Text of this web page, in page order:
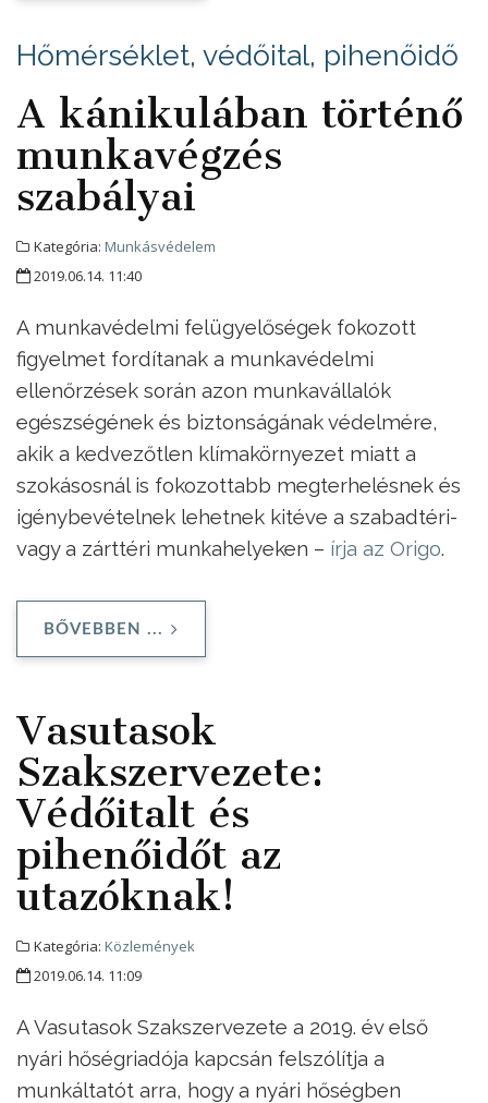
Hőmérséklet, védőital, pihenőidő
A kánikulában történő
munkavégzés
szabályai
Kategória: Munkásvédelem
2019.06.14. 11:40
A munkavédelmi felügyelőségek fokozott
figyelmet fordítanak a munkavédelmi
ellenőrzések során azon munkavállalók
egészségének és biztonságának védelmére,
akik a kedvezőtlen klímakörnyezet miatt a
szokásosnál is fokozottabb megterhelésnek és
igénybevételnek lehetnek kitéve a szabadtéri-
vagy a zárttéri munkahelyeken – írja az Origo.
BŐVEBBEN ...
Vasutasok
Szakszervezete:
Védőitalt és
pihenőidőt az
utazóknak!
Kategória: Közlemények
2019.06.14. 11:09
A Vasutasok Szakszervezete a 2019. év első
nyári hőségriadója kapcsán felszólítja a
munkáltatót arra, hogy a nyári hőségben